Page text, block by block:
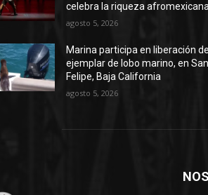
celebra la riqueza afromexicana
agosto 5, 2026
Marina participa en liberación de
ejemplar de lobo marino, en San
Felipe, Baja California
agosto 5, 2026